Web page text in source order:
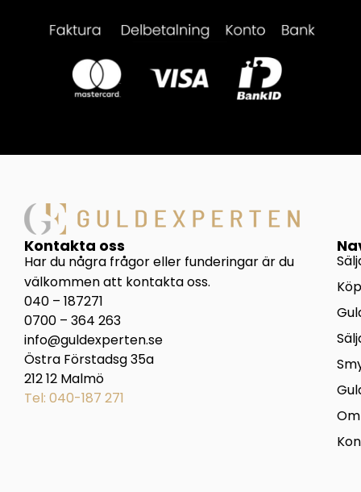
Kontakta oss
Har du några frågor eller funderingar är du
välkommen att kontakta oss.
040 – 187271
0700 – 364 263
info@guldexperten.se
Östra Förstadsg 35a
212 12 Malmö
Tel: 040-187 271